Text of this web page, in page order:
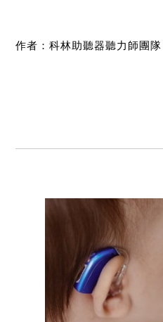
作者：科林助聽器聽力師團隊